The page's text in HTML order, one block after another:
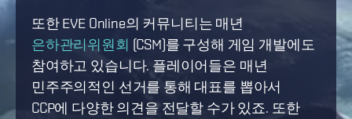
또한 EVE Online의 커뮤니티는 매년
은하관리위원회 (CSM)를 구성해 게임 개발에도
참여하고 있습니다. 플레이어들은 매년
민주주의적인 선거를 통해 대표를 뽑아서
CCP에 다양한 의견을 전달할 수가 있죠. 또한